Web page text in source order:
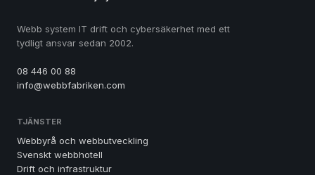
Webb system IT drift och cybersäkerhet med ett
tydligt ansvar sedan 2002.
08 446 00 88
info@webbfabriken.com
TJÄNSTER
Webbyrå och webbutveckling
Svenskt webbhotell
Drift och infrastruktur